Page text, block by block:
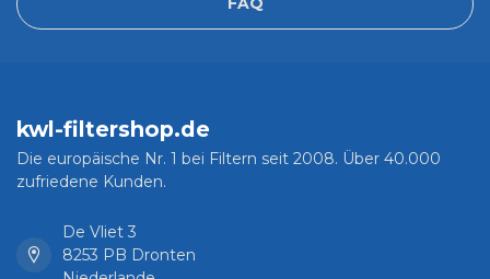
kwl-filtershop.de
Die europäische Nr. 1 bei Filtern seit 2008. Über 40.000
zufriedene Kunden.
De Vliet 3
8253 PB Dronten